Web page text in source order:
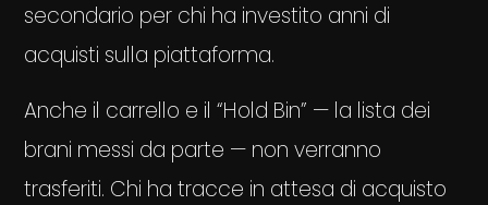
secondario per chi ha investito anni di
acquisti sulla piattaforma.
Anche il carrello e il “Hold Bin” — la lista dei
brani messi da parte — non verranno
trasferiti. Chi ha tracce in attesa di acquisto